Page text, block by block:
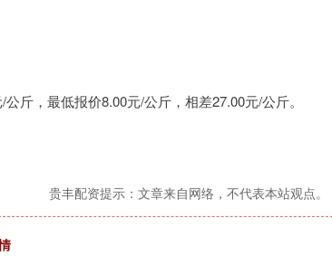
斤，最低报价8.00元/公斤，相差27.00元/公斤。
贵丰配资提示：文章来自网络，不代表本站观点。